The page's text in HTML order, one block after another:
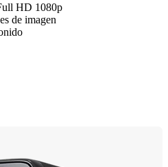
HD 1080p
de imagen